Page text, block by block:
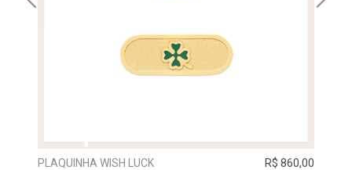
PLAQUINHA WISH LUCK R$ 860,00